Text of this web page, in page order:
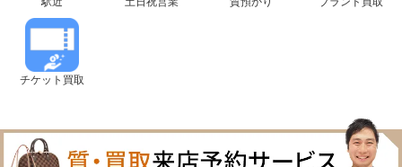
チケット買取